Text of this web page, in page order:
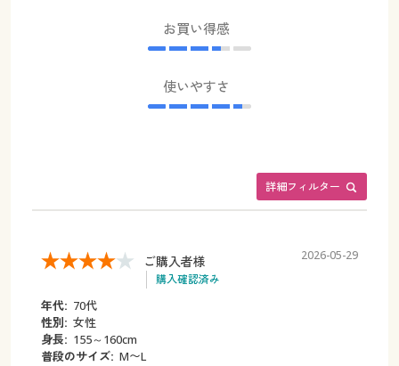
お買い得感
使いやすさ
詳細フィルター
ご購入者様
購入確認済み
2026-05-29
年代: 70代
性別: 女性
身長: 155～160cm
普段のサイズ: M〜L